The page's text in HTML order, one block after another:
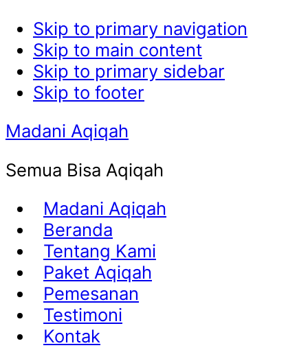
Skip to primary navigation
Skip to main content
Skip to primary sidebar
Skip to footer
Madani Aqiqah
Semua Bisa Aqiqah
Madani Aqiqah
Beranda
Tentang Kami
Paket Aqiqah
Pemesanan
Testimoni
Kontak